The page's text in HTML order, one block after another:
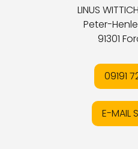
LINUS
Peter-
91301
09191
E-MAIL